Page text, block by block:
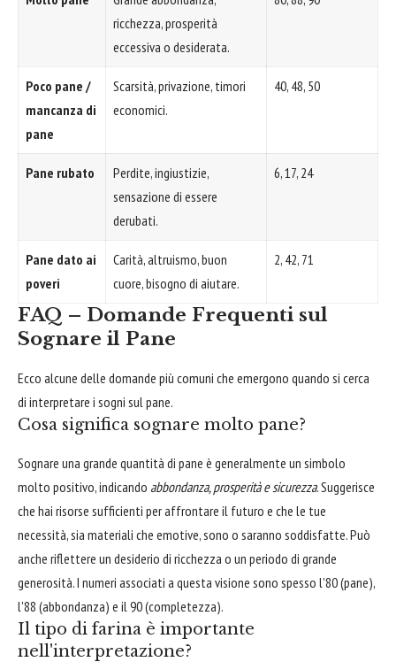
ricchezza, prosperità
eccessiva o desiderata.
Poco pane /
mancanza di
pane
Scarsità, privazione, timori
economici.
40, 48, 50
Pane rubato
Perdite, ingiustizie,
sensazione di essere
derubati.
6, 17, 24
Pane dato ai
poveri
Carità, altruismo, buon
cuore, bisogno di aiutare.
2, 42, 71
FAQ – Domande Frequenti sul
Sognare il Pane
Ecco alcune delle domande più comuni che emergono quando si cerca
di interpretare i sogni sul pane.
Cosa significa sognare molto pane?
Sognare una grande quantità di pane è generalmente un simbolo
molto positivo, indicando abbondanza, prosperità e sicurezza. Suggerisce
che hai risorse sufficienti per affrontare il futuro e che le tue
necessità, sia materiali che emotive, sono o saranno soddisfatte. Può
anche riflettere un desiderio di ricchezza o un periodo di grande
generosità. I numeri associati a questa visione sono spesso l'80 (pane),
l'88 (abbondanza) e il 90 (completezza).
Il tipo di farina è importante
nell'interpretazione?